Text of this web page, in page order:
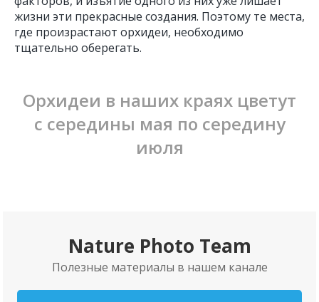
жизни эти прекрасные создания. Поэтому те места,
где произрастают орхидеи, необходимо
тщательно оберегать.
Орхидеи в наших краях цветут
с середины мая по середину
июля
Nature Photo Team
Полезные материалы в нашем канале